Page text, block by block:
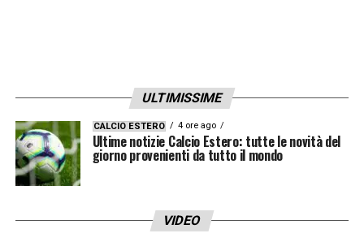
LA PLAYLIST DELLE NOSTRE TOP NEWS
ULTIMISSIME
CALCIO ESTERO 4 ore ago
Ultime notizie Calcio Estero: tutte le novità del
giorno provenienti da tutto il mondo
VIDEO